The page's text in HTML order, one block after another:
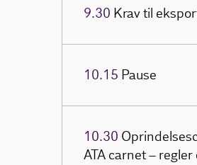
9.30 Krav til
10.15 Pause
10.30
ATA carnet –